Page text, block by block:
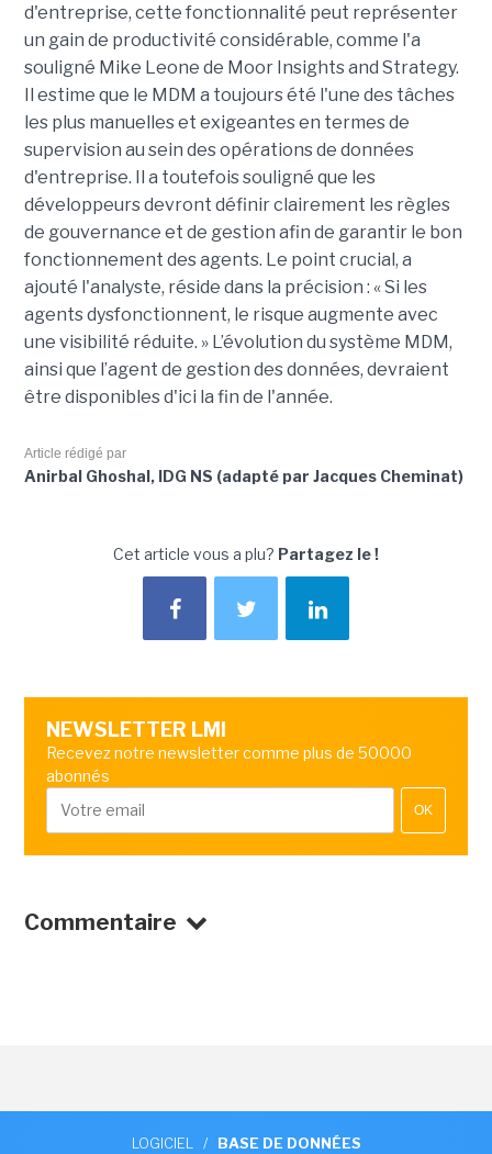
d'entreprise, cette fonctionnalité peut représenter
un gain de productivité considérable, comme l'a
souligné Mike Leone de Moor Insights and Strategy.
Il estime que le MDM a toujours été l'une des tâches
les plus manuelles et exigeantes en termes de
supervision au sein des opérations de données
d'entreprise. Il a toutefois souligné que les
développeurs devront définir clairement les règles
de gouvernance et de gestion afin de garantir le bon
fonctionnement des agents. Le point crucial, a
ajouté l'analyste, réside dans la précision : « Si les
agents dysfonctionnent, le risque augmente avec
une visibilité réduite. » L’évolution du système MDM,
ainsi que l’agent de gestion des données, devraient
être disponibles d'ici la fin de l'année.
Article rédigé par
Anirbal Ghoshal, IDG NS (adapté par Jacques Cheminat)
Cet article vous a plu? Partagez le !
NEWSLETTER LMI
Recevez notre newsletter comme plus de 50000
abonnés
OK
Commentaire
LOGICIEL / BASE DE DONNÉES